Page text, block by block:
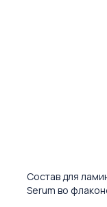
Состав для
Serum во